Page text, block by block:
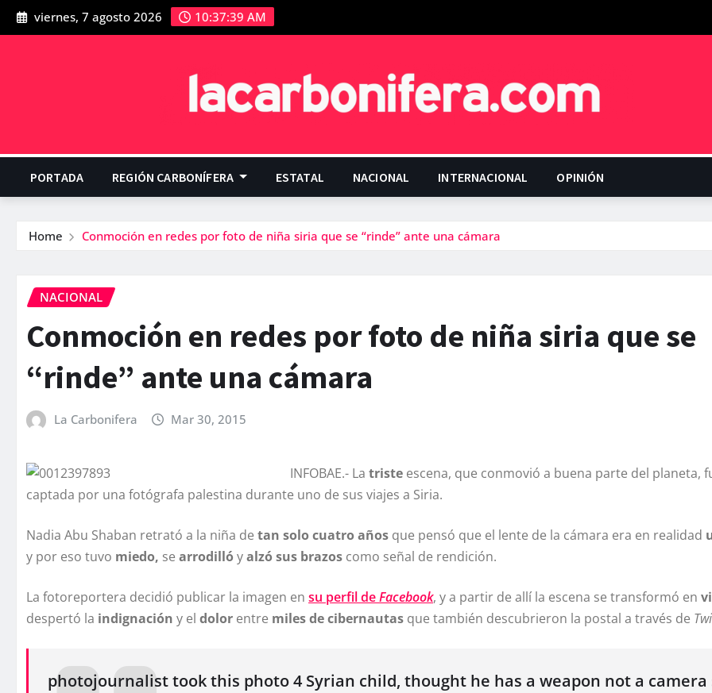
viernes, 7 agosto 2026 10:37:40 AM
PORTADA REGIÓN CARBONÍFERA ESTATAL NACIONAL INTERNACIONAL OPINIÓN
Home Conmoción en redes por foto de niña siria que se “rinde” ante una cámara
NACIONAL
Conmoción en redes por foto de niña siria que se
“rinde” ante una cámara
La Carbonifera Mar 30, 2015
INFOBAE.- La triste escena, que conmovió a buena parte del planeta,
captada por una fotógrafa palestina durante uno de sus viajes a Siria.
Nadia Abu Shaban retrató a la niña de tan solo cuatro años que pensó que el lente de la cámara era en realidad
y por eso tuvo miedo, se arrodilló yalzó sus brazos como señal de rendición.
La fotoreportera decidió publicar la imagen en su perfil deFacebook, y a partir de allí­ la escena se transformó en
despertó la indignación y el dolor entre miles de cibernautas que también descubrieron la postal a través de
photojournalist took this photo 4 Syrian child, thought he has a weapon not a camera